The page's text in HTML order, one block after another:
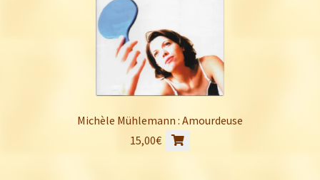
Michèle Mühlemann : Amourdeuse
15,00€